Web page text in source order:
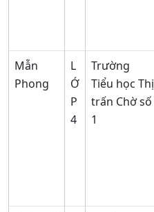
Mẫn
Phong
L
Ớ
P
4
Trường
Tiểu học Thị
trấn Chờ số
1